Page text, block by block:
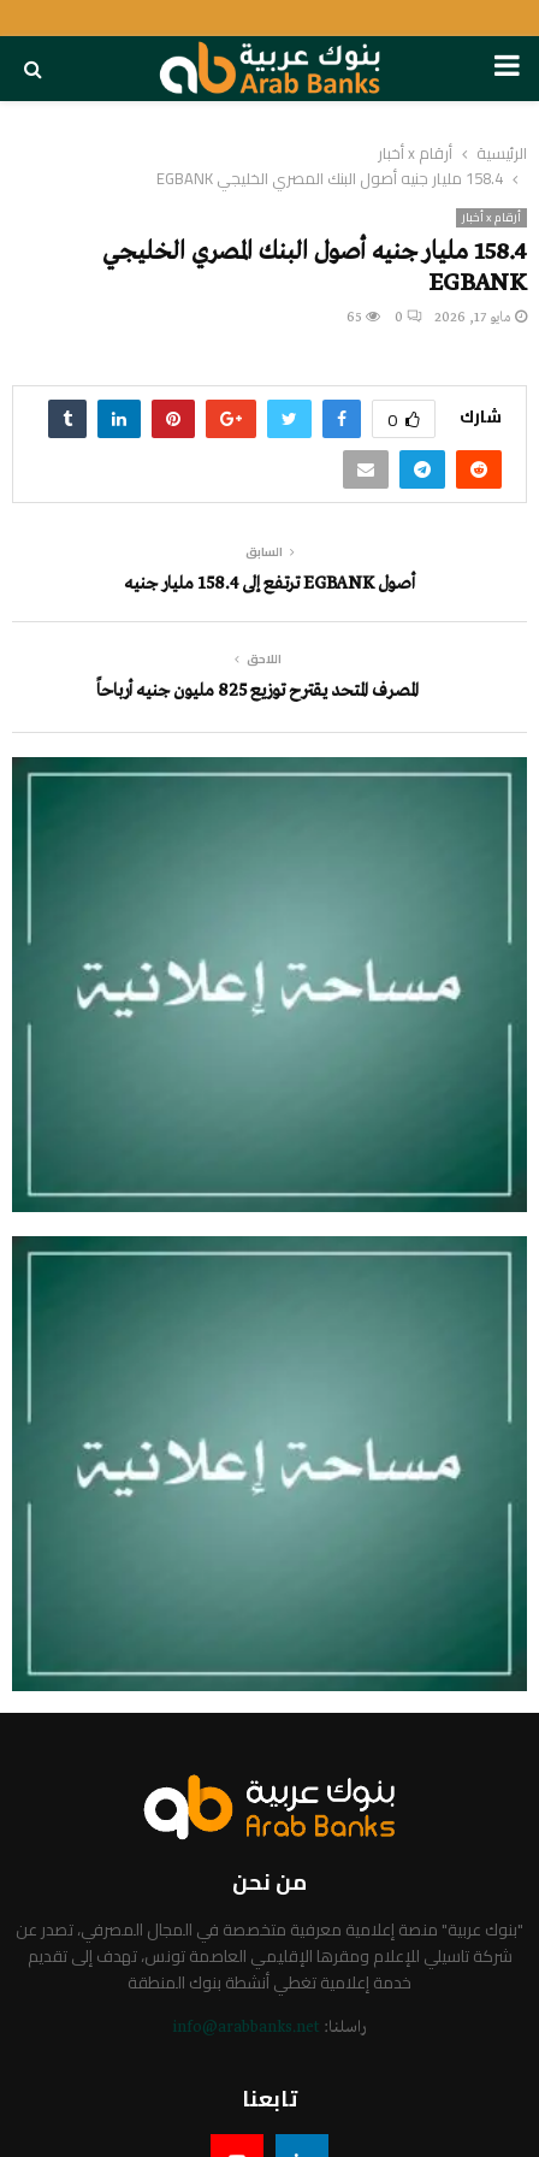
PRIMARY
MENU
الرئيسية
أرقام x أخبار
158.4 مليار جنيه أصول البنك المصري الخليجي EGBANK
أرقام x أخبار
158.4 مليار جنيه أصول البنك المصري الخليجي
EGBANK
مايو 17, 2026 0
65
شارك 0
السابق
أصول EGBANK ترتفع إلى 158.4 مليار جنيه
اللاحق
المصرف المتحد يقترح توزيع 825 مليون جنيه أرباحاً
من نحن
"بنوك عربية" منصة إعلامية معرفية متخصصة في المجال المصرفي، تصدر عن
شركة تاسيلي للإعلام ومقرها الإقليمي العاصمة تونس، تهدف إلى تقديم
خدمة إعلامية تغطي أنشطة بنوك المنطقة
راسلنا: info@arabbanks.net
تابعنا